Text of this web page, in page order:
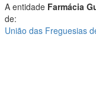
A entidade Farmácia
de:
União das Freguesias